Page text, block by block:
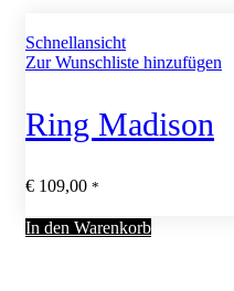
Schnellansicht
Zur Wunschliste hinzufügen
Ring Madison
€ 109,00 *
In den Warenkorb